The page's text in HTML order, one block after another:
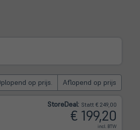
op prijs. Aflopend op prijs
StoreDeal: Statt € 249,00
€ 199,20
incl. BTW